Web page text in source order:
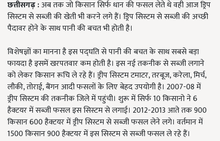
छत्तीसगढ़ :अब तक जो किसान सिर्फ धान की फसल लेते थे वही आज ड्रिप
सिस्टम से सब्जी की खेती भी करने लगे हैं। ड्रिप सिस्टम से सब्जी की अच्छी
पैदावर होने के साथ पानी की बचत भी होती है।
विशेषज्ञों का मानना है इस पद्घति से पानी की बचत के साथ सबसे बड़ा
फायदा है इसमें खरपतवार कम होती है। इस नई तकनीक से सब्जी लगाने
को लेकर किसान रूचि ले रहे हैं। ड्रीप सिस्टम टमाटर, तरबूज, करेला, मिर्च,
लौकी, तोराई, बैंगन आदी फसलों के लिए बेहद उपयोगी है। 2007-08 में
ड्रीप सिस्टम की तकनीक जिले में पहुंची। शुरू में सिर्फ 10 किसानो ने 6
हैक्टयर में सब्जी फसल इस सिस्टम से लगाई। 2012-2013 आते तक 900
किसान 600 हैक्टयर में ड्रीप सिस्टम से सब्जी फसल लेने लगे। वर्तमान में
1500 किसान 900 हैक्टयर में इस सिस्टम से सब्जी फसल ले रहे हैं।